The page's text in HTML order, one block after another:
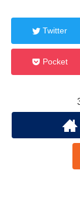
Twitter
Pocket